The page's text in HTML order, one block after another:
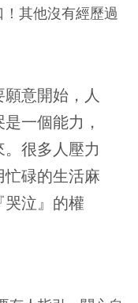
其他沒有經歷過
願意開始，人
一個能力，
很多人壓力
碌的生活麻
泣』的權